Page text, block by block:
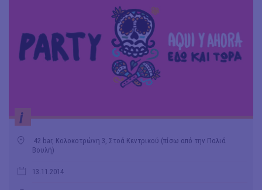
i
42 bar, Κολοκοτρώνη 3, Στοά Κεντρικού (πίσω από την Παλιά
Βουλή)
13.11.2014